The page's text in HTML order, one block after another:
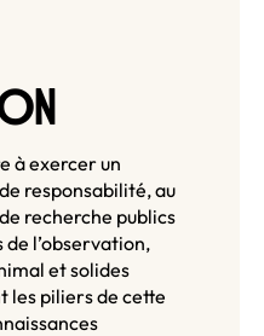
N
à exercer un
responsabilité, au
recherche publics
de l’observation,
et solides
les piliers de cette